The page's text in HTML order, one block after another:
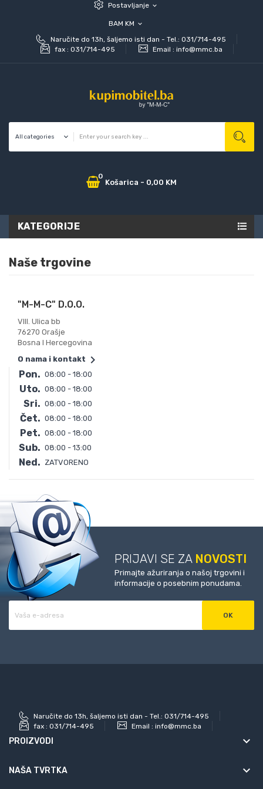
Postavljanje expand_more
BAM KM expand_more
Naručite do 13h, šaljemo isti dan - Tel.: 031/714-495
fax : 031/714-495 Email : info@mmc.ba
Košarica
0
- 0,00 KM
KATEGORIJE
Naše trgovine
"M-M-C" D.o.o.
VIII. Ulica bb
76270 Orašje
Bosna I Hercegovina
O nama i kontakt 
Pon. 08:00 - 18:00
Uto. 08:00 - 18:00
Sri. 08:00 - 18:00
Čet. 08:00 - 18:00
Pet. 08:00 - 18:00
Sub. 08:00 - 13:00
Ned. ZATVORENO
PRIJAVI SE ZA NOVOSTI
Primajte ažuriranja o našoj trgovini i
informacije o posebnim ponudama.
Naručite do 13h, šaljemo isti dan - Tel.: 031/714-495
fax : 031/714-495 Email : info@mmc.ba
PROIZVODI keyboard_arrow_down
NAŠA TVRTKA keyboard_arrow_down